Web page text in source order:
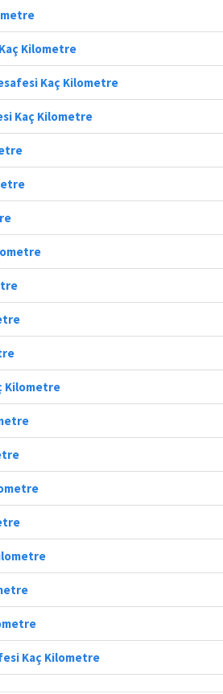
Kilometre
Kaç Kilometre
Kaç Kilometre
Kilometre
Kaç Kilometre